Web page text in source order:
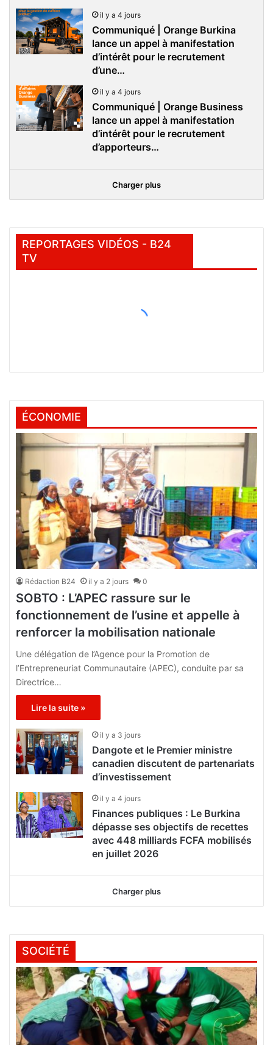
il y a 4 jours
Communiqué | Orange Burkina
lance un appel à manifestation
d’intérêt pour le recrutement
d’une…
il y a 4 jours
Communiqué | Orange Business
lance un appel à manifestation
d’intérêt pour le recrutement
d’apporteurs…
Charger plus
REPORTAGES VIDÉOS - B24
TV
ÉCONOMIE
Rédaction B24 il y a 2 jours 0
SOBTO : L’APEC rassure sur le
fonctionnement de l’usine et appelle à
renforcer la mobilisation nationale
Une délégation de l’Agence pour la Promotion de
l’Entrepreneuriat Communautaire (APEC), conduite par sa
Directrice…
Lire la suite »
il y a 3 jours
Dangote et le Premier ministre
canadien discutent de partenariats
d’investissement
il y a 4 jours
Finances publiques : Le Burkina
dépasse ses objectifs de recettes
avec 448 milliards FCFA mobilisés
en juillet 2026
Charger plus
SOCIÉTÉ